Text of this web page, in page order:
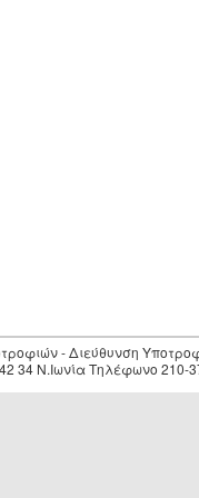
- Διεύθυνση
34 Ν.Ιωνία Τηλέφωνο 210-